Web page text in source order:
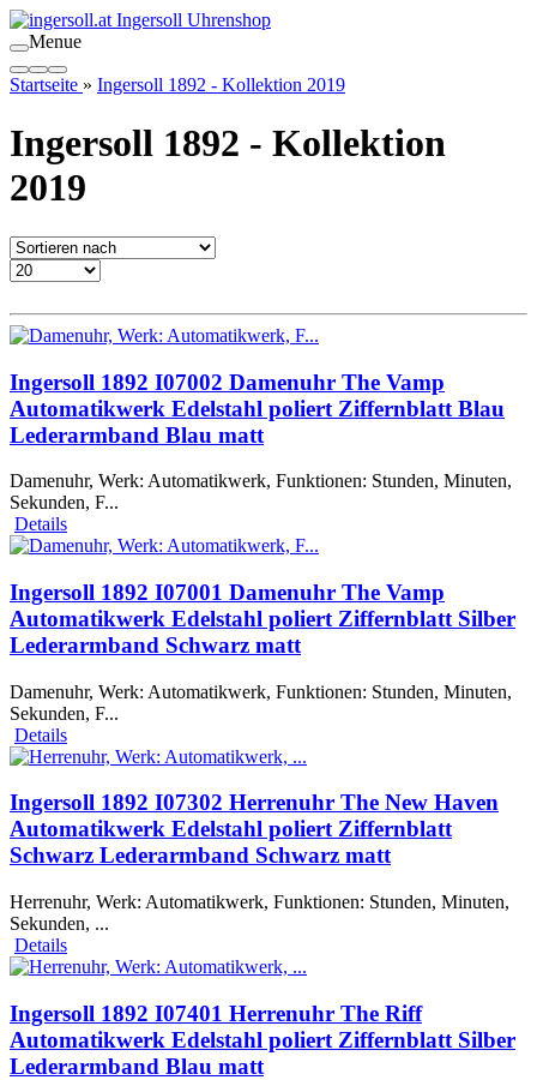
Menue
Startseite » Ingersoll 1892 - Kollektion 2019
Ingersoll 1892 - Kollektion
2019
Ingersoll 1892 I07002 Damenuhr The Vamp
Automatikwerk Edelstahl poliert Ziffernblatt Blau
Lederarmband Blau matt
Damenuhr, Werk: Automatikwerk, Funktionen: Stunden, Minuten,
Sekunden, F...
Details
Ingersoll 1892 I07001 Damenuhr The Vamp
Automatikwerk Edelstahl poliert Ziffernblatt Silber
Lederarmband Schwarz matt
Damenuhr, Werk: Automatikwerk, Funktionen: Stunden, Minuten,
Sekunden, F...
Details
Ingersoll 1892 I07302 Herrenuhr The New Haven
Automatikwerk Edelstahl poliert Ziffernblatt
Schwarz Lederarmband Schwarz matt
Herrenuhr, Werk: Automatikwerk, Funktionen: Stunden, Minuten,
Sekunden, ...
Details
Ingersoll 1892 I07401 Herrenuhr The Riff
Automatikwerk Edelstahl poliert Ziffernblatt Silber
Lederarmband Blau matt